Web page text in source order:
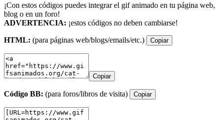
¡Con estos códigos puedes integrar el gif animado en tu página web,
blog o en un foro!
ADVERTENCIA: ¡estos códigos no deben cambiarse!
HTML: (para páginas web/blogs/emails/etc.) Copiar
Copiar
Código BB: (para foros/libros de visita) Copiar